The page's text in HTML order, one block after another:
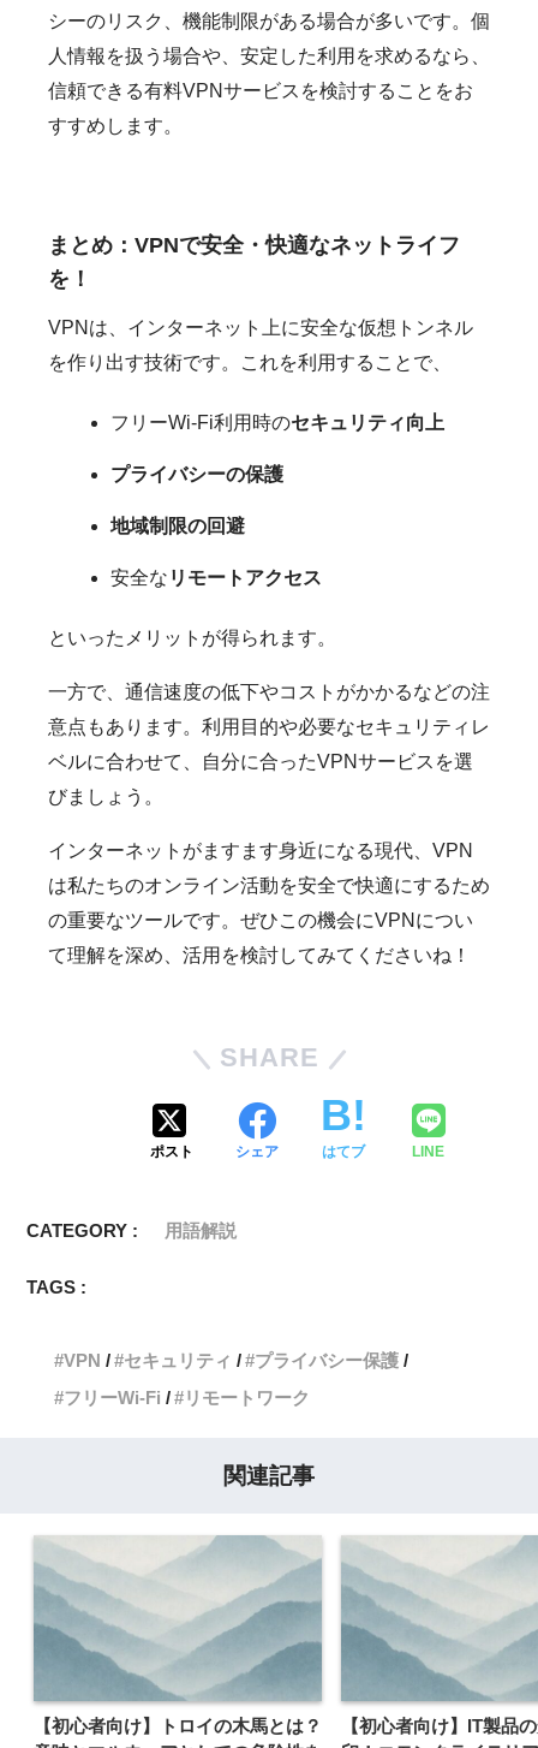
シーのリスク、機能制限がある場合が多いです。個
人情報を扱う場合や、安定した利用を求めるなら、
信頼できる有料VPNサービスを検討することをお
すすめします。
まとめ：VPNで安全・快適なネットライフ
を！
VPNは、インターネット上に安全な仮想トンネル
を作り出す技術です。これを利用することで、
フリーWi-Fi利用時のセキュリティ向上
プライバシーの保護
地域制限の回避
安全な リモートアクセス
といったメリットが得られます。
一方で、通信速度の低下やコストがかかるなどの注
意点もあります。利用目的や必要なセキュリティレ
ベルに合わせて、自分に合ったVPNサービスを選
びましょう。
インターネットがますます身近になる現代、VPN
は私たちのオンライン活動を安全で快適にするため
の重要なツールです。ぜひこの機会にVPNについ
て理解を深め、活用を検討してみてくださいね！
SHARE
ポスト シェア はてブ LINE
CATEGORY : 用語解説
TAGS :
VPN セキュリティ
プライバシー保護
フリーWi-Fi
リモートワーク
関連記事
【初心者向け】トロイの木馬とは？
【初心者向け】IT製品